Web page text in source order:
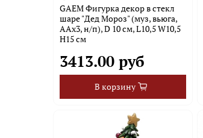
GAEM Фигурка декор в стекл
шаре "Дед Мороз" (муз, вьюга,
ААх3, н/п), D 10 см, L10,5 W10,5
H15 см
3413.00 руб
В корзину